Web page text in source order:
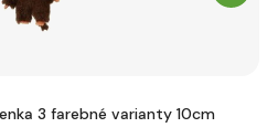
3 farebné varianty 10cm